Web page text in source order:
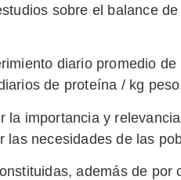
sobre el balance
diario promedio
de proteína / kg
la importancia y
las necesidades de las
además de